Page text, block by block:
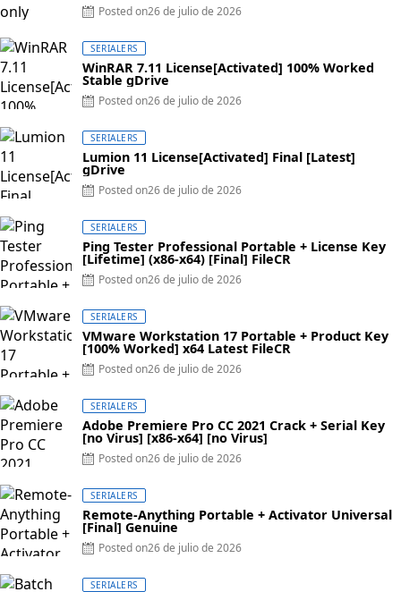
Posted on26 de julio de 2026
SERIALERS
WinRAR 7.11 License[Activated] 100% Worked
Stable gDrive
Posted on26 de julio de 2026
SERIALERS
Lumion 11 License[Activated] Final [Latest]
gDrive
Posted on26 de julio de 2026
SERIALERS
Ping Tester Professional Portable + License Key
[Lifetime] (x86-x64) [Final] FileCR
Posted on26 de julio de 2026
SERIALERS
VMware Workstation 17 Portable + Product Key
[100% Worked] x64 Latest FileCR
Posted on26 de julio de 2026
SERIALERS
Adobe Premiere Pro CC 2021 Crack + Serial Key
[no Virus] [x86-x64] [no Virus]
Posted on26 de julio de 2026
SERIALERS
Remote-Anything Portable + Activator Universal
[Final] Genuine
Posted on26 de julio de 2026
SERIALERS